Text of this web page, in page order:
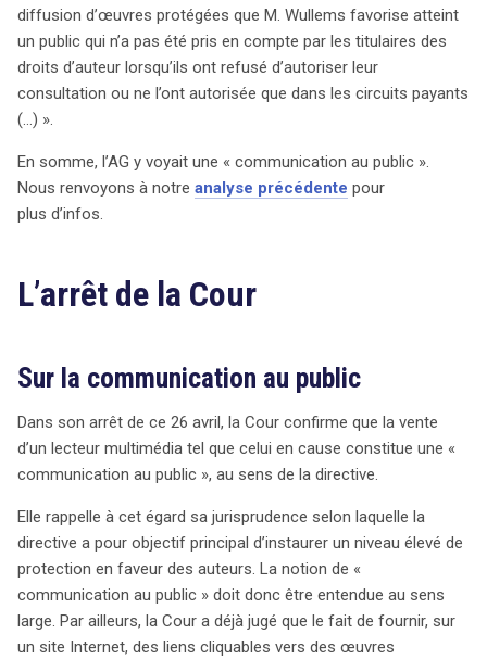
diffusion d’œuvres protégées que M. Wullems favorise atteint
un public qui n’a pas été pris en compte par les titulaires des
droits d’auteur lorsqu’ils ont refusé d’autoriser leur
consultation ou ne l’ont autorisée que dans les circuits payants
(…) ».
En somme, l’AG y voyait une « communication au public ».
Nous renvoyons à notre analyse précédente pour
plus d’infos.
L’arrêt de la Cour
Sur la communication au public
Dans son arrêt de ce 26 avril, la Cour confirme que la vente
d’un lecteur multimédia tel que celui en cause constitue une «
communication au public », au sens de la directive.
Elle rappelle à cet égard sa jurisprudence selon laquelle la
directive a pour objectif principal d’instaurer un niveau élevé de
protection en faveur des auteurs. La notion de «
communication au public » doit donc être entendue au sens
large. Par ailleurs, la Cour a déjà jugé que le fait de fournir, sur
un site Internet, des liens cliquables vers des œuvres